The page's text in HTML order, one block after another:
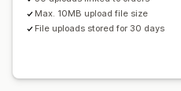
Max. 10MB upload file size
File uploads stored for 30 days